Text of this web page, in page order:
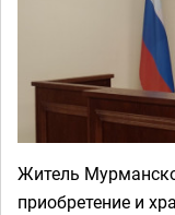
Житель
приобретение и